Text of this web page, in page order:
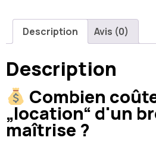
Description Avis (0)
Description
Combien
„location“ d'un
maîtrise ?